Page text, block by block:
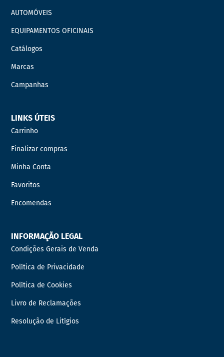
AUTOMÓVEIS
EQUIPAMENTOS OFICINAIS
Catálogos
Marcas
Campanhas
LINKS ÚTEIS
Carrinho
Finalizar compras
Minha Conta
Favoritos
Encomendas
INFORMAÇÃO LEGAL
Condições Gerais de Venda
Política de Privacidade
Política de Cookies
Livro de Reclamações
Resolução de Litígios